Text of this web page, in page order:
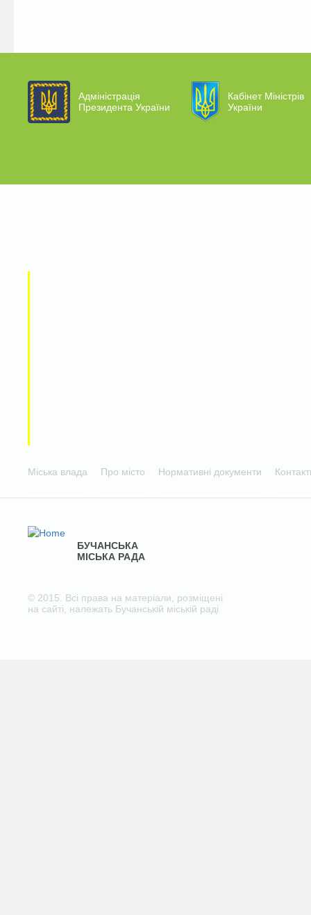
Адміністрація
Президента України
Кабінет Міністрів
України
Міська влада Про місто Нормативні документи
БУЧАНСЬКА
МІСЬКА РАДА
© 2015. Всі права на матеріали, розміщені
на сайті, належать Бучанській міській раді